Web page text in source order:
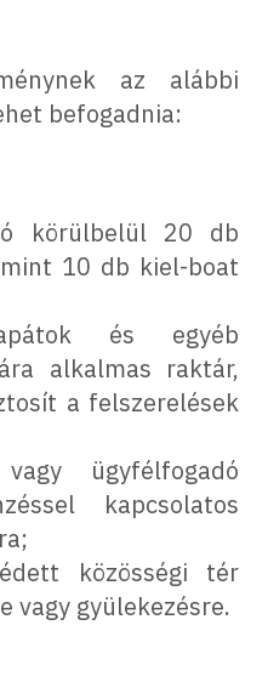
az alábbi
befogadnia:
körülbelül 20 db
10 db kiel-boat
és egyéb
alkalmas raktár,
a felszerelések
ügyfélfogadó
kapcsolatos
közösségi tér
vagy gyülekezésre.